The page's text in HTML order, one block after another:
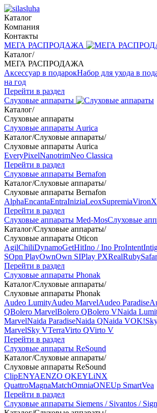
Каталог
Компания
Контакты
МЕГА РАСПРОДАЖА
Каталог/
МЕГА РАСПРОДАЖА
Аксессуар в подарокНабор для ухода в
на год
Перейти в раздел
Слуховые аппараты
Каталог/
Слуховые аппараты
Слуховые аппараты Aurica
Каталог/Слуховые аппараты/
Слуховые аппараты Aurica
EveryPixelNanotrimNeo Classica
Перейти в раздел
Слуховые аппараты Bernafon
Каталог/Слуховые аппараты/
Слуховые аппараты Bernafon
AlphaEncantaEntraIniziaLeoxSupremiaViron
Перейти в раздел
Слуховые аппараты Med-MosСлуховые
Каталог/Слуховые аппараты/
Слуховые аппараты Oticon
AgilChiliDynamoGetHitIno / Ino ProIntent
SOpn PlayOwnOwn SIPlay PXRealRuby
Перейти в раздел
Слуховые аппараты Phonak
Каталог/Слуховые аппараты/
Слуховые аппараты Phonak
Audeo LumityAudeo MarvelAudeo Paradise
QBolero MarvelBolero QBolero VNaida
MarvelNaida ParadiseNaida QNaida VOK!
MarvelSky VTerraVirto QVirto V
Перейти в раздел
Слуховые аппараты ReSound
Каталог/Слуховые аппараты/
Слуховые аппараты ReSound
ClipENYAENZO QKEYLiNX
QuattroMagnaMatchOmniaONEUp SmartVea
Перейти в раздел
Слуховые аппараты Siemens / Sivantos /